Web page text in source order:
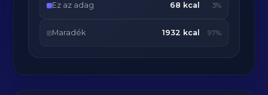
Ez az adag 68 kcal 3%
Maradék 1932 kcal 97%